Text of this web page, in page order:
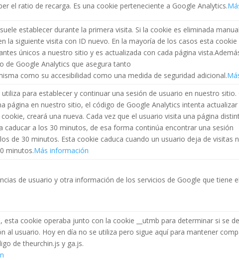
el ratio de recarga. Es una cookie perteneciente a Google Analytics.
establecer durante la primera visita. Si la cookie es eliminada
la siguiente visita con ID nuevo. En la mayoría de los casos esta cookie
únicos a nuestro sitio y es actualizada con cada página
de Google Analytics que asegura tanto
como su accesibilidad como una medida de seguridad adicional.
para establecer y continuar una sesión de usuario en nuestro sitio.
página en nuestro sitio, el código de Google Analytics intenta actualizar
creará una nueva. Cada vez que el usuario visita una página
caducar a los 30 minutos, de esa forma continúa encontrar una sesión
de 30 minutos. Esta cookie caduca cuando un usuario deja de visitas
minutos.Más información
de usuario y otra información de los servicios de Google que tiene
esta cookie operaba junto con la cookie __utmb para determinar si se
al usuario. Hoy en día no se utiliza pero sigue aquí para mantener
de theurchin.js y ga.js.